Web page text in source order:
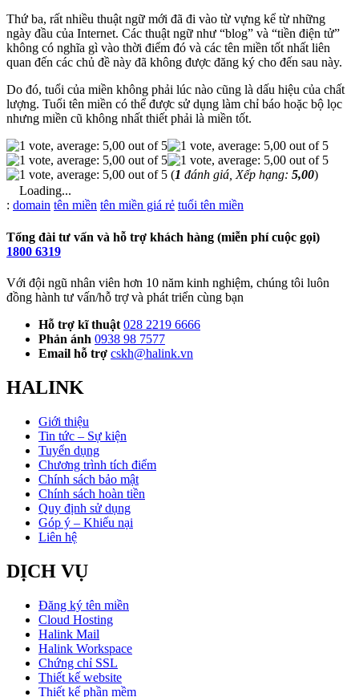
Thứ ba, rất nhiều thuật ngữ mới đã đi vào từ vựng kể từ những
ngày đầu của Internet. Các thuật ngữ như “blog” và “tiền điện tử”
không có nghĩa gì vào thời điểm đó và các tên miền tốt nhất liên
quan đến các chủ đề này đã không được đăng ký cho đến sau này.
Do đó, tuổi của miền không phải lúc nào cũng là dấu hiệu của chất
lượng. Tuổi tên miền có thể được sử dụng làm chỉ báo hoặc bộ lọc
nhưng miền cũ không nhất thiết phải là miền tốt.
(1 đánh giá, Xếp hạng: 5,00)
Loading...
Từ
: domain tên miền tên miền giá rẻ tuổi tên miền
Tổng đài tư vấn và hỗ trợ khách hàng (miễn phí cuộc gọi)
1800 6319
Với đội ngũ nhân viên hơn 10 năm kinh nghiệm, chúng tôi luôn
đồng hành tư vấn/hỗ trợ và phát triển cùng bạn
Hỗ trợ kĩ thuật 028 2219 6666
Phản ánh 0938 98 7577
Email hỗ trợ cskh@halink.vn
HALINK
Giới thiệu
Tin tức – Sự kiện
Tuyển dụng
Chương trình tích điểm
Chính sách bảo mật
Chính sách hoàn tiền
Quy định sử dụng
Góp ý – Khiếu nại
Liên hệ
DỊCH VỤ
Đăng ký tên miền
Cloud Hosting
Halink Mail
Halink Workspace
Chứng chỉ SSL
Thiết kế website
Thiết kế phần mềm